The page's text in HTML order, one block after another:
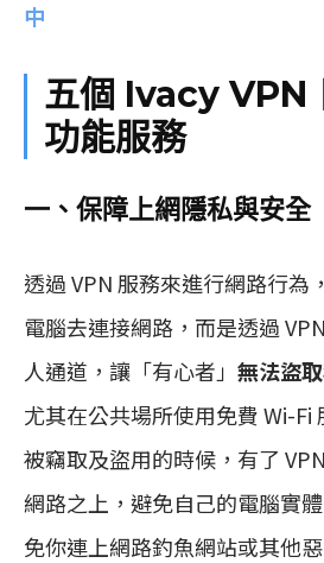
中
五個 Ivacy VPN
功能服務
一、保障上網隱私與安全
透過 VPN 服務來進行網路行為
電腦去連接網路，而是透過
人通道，讓「有心者」 無法盜取
尤其在公共場所使用免費 Wi-Fi
被竊取及盜用的時候，有了
網路之上，避免自己的電腦實
免你連上網路釣魚網站或其他